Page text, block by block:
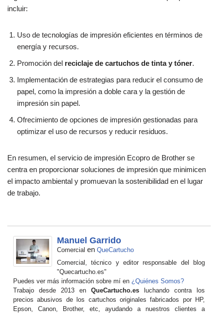
incluir:
Uso de tecnologías de impresión eficientes en términos de
energía y recursos.
Promoción del reciclaje de cartuchos de tinta y tóner.
Implementación de estrategias para reducir el consumo de
papel, como la impresión a doble cara y la gestión de
impresión sin papel.
Ofrecimiento de opciones de impresión gestionadas para
optimizar el uso de recursos y reducir residuos.
En resumen, el servicio de impresión Ecopro de Brother se
centra en proporcionar soluciones de impresión que minimicen
el impacto ambiental y promuevan la sostenibilidad en el lugar
de trabajo.
Manuel Garrido
Comercial en QueCartucho
Comercial, técnico y editor responsable del blog
"Quecartucho.es"
Puedes ver más información sobre mí en ¿Quiénes Somos?
Trabajo desde 2013 en QueCartucho.es
luchando contra los
precios abusivos de los cartuchos originales fabricados por HP,
Epson, Canon, Brother, etc, ayudando a nuestros clientes a